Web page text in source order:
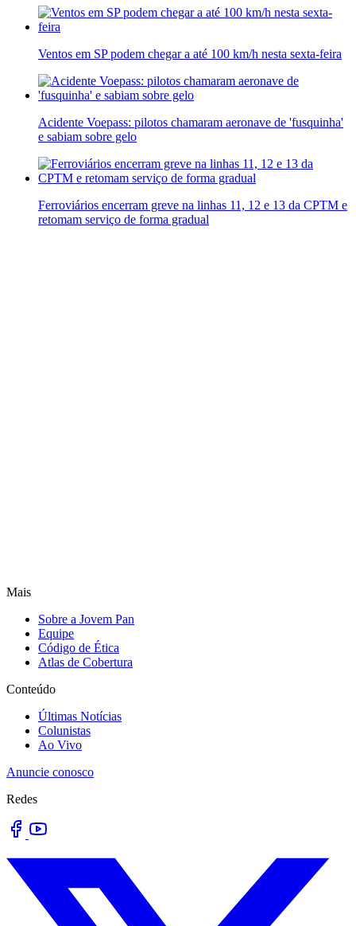
Ventos em SP podem chegar a até 100 km/h nesta sexta-feira
Acidente Voepass: pilotos chamaram aeronave de 'fusquinha'
e sabiam sobre gelo
Ferroviários encerram greve na linhas 11, 12 e 13 da CPTM e
retomam serviço de forma gradual
Mais
Sobre a Jovem Pan
Equipe
Código de Ética
Atlas de Cobertura
Conteúdo
Últimas Notícias
Colunistas
Ao Vivo
Anuncie conosco
Redes